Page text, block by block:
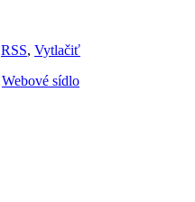
RSS, Vytlačiť
Webové sídlo